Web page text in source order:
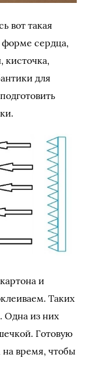
вот такая
форме сердца,
кисточка,
для
и
Таких
Одна из них
Готовую
время, чтобы